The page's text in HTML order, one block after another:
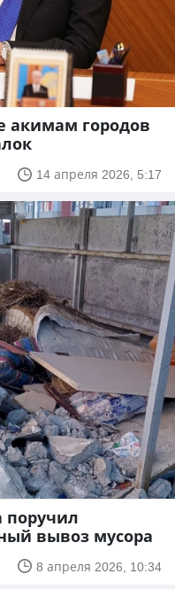
акимам городов
14 апреля 2026, 5:17
поручил
вывоз мусора
8 апреля 2026, 10:34